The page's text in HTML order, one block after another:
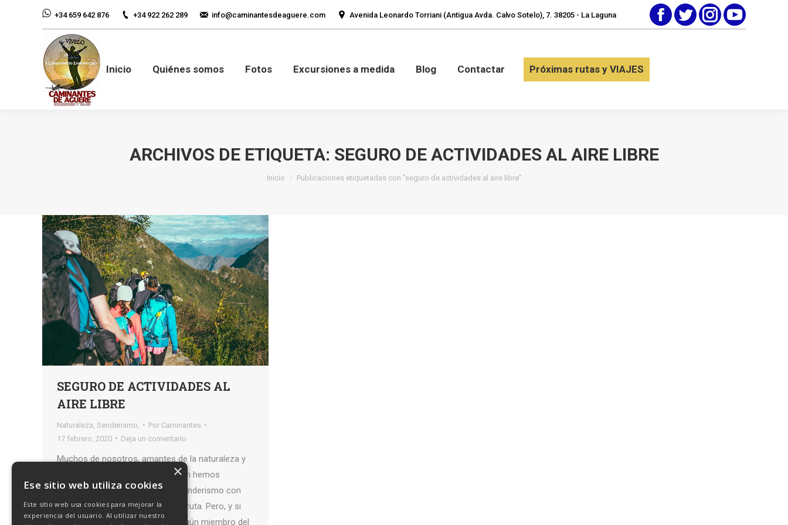
+34 659 642 876 +34 922 262 289 info@caminantesdeaguere.com Avenida Leonardo Torriani (Antigua Avda. Calvo Sotelo), 7. 38205 - La Laguna
FacebookTwitterInstagramYouTube
Inicio Quiénes somos Fotos Excursiones a medida Blog Contactar Próximas rutas y VIAJES
ARCHIVOS DE ETIQUETA: SEGURO DE ACTIVIDADES AL AIRE LIBRE
Estás aquí:
Inicio Publicaciones etiquetadas con "seguro de actividades al aire libre"
SEGURO DE ACTIVIDADES AL
AIRE LIBRE
Naturaleza Senderismo, Por Caminantes
17 febrero, 2020
Deja un comentario
Muchos de nosotros, amantes de la naturaleza y
del senderismo, en alguna ocasión hemos
organizado alguna actividad de senderismo con
amigos y hemos disfrutado de la ruta. Pero, y si
hubiera sufrido algún percance algún miembro del
Ese sitio web utiliza cookies
Este sitio web usa cookies para mejorar la
experiencia del usuario. Al utilizar nuestro
×